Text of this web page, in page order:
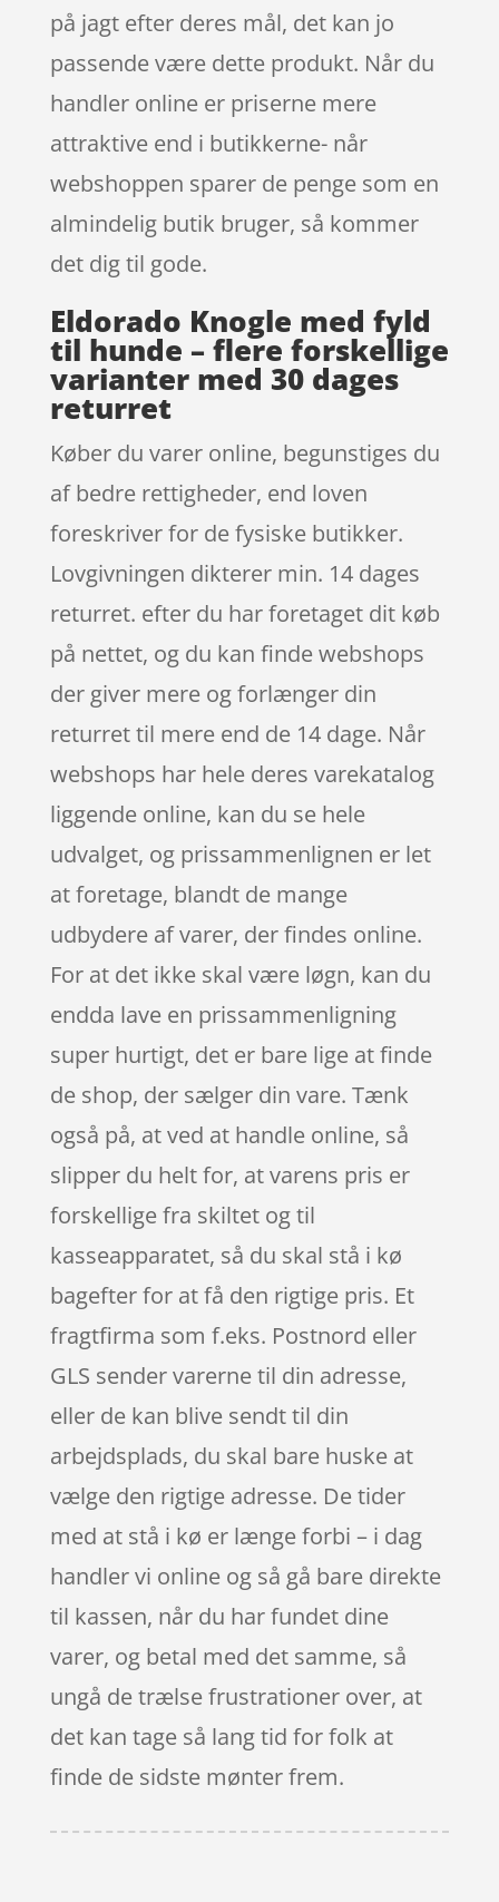
på jagt efter deres mål, det kan jo
passende være dette produkt. Når du
handler online er priserne mere
attraktive end i butikkerne- når
webshoppen sparer de penge som en
almindelig butik bruger, så kommer
det dig til gode.
Eldorado Knogle med fyld
til hunde – flere forskellige
varianter med 30 dages
returret
Køber du varer online, begunstiges du
af bedre rettigheder, end loven
foreskriver for de fysiske butikker.
Lovgivningen dikterer min. 14 dages
returret. efter du har foretaget dit køb
på nettet, og du kan finde webshops
der giver mere og forlænger din
returret til mere end de 14 dage. Når
webshops har hele deres varekatalog
liggende online, kan du se hele
udvalget, og prissammenlignen er let
at foretage, blandt de mange
udbydere af varer, der findes online.
For at det ikke skal være løgn, kan du
endda lave en prissammenligning
super hurtigt, det er bare lige at finde
de shop, der sælger din vare. Tænk
også på, at ved at handle online, så
slipper du helt for, at varens pris er
forskellige fra skiltet og til
kasseapparatet, så du skal stå i kø
bagefter for at få den rigtige pris. Et
fragtfirma som f.eks. Postnord eller
GLS sender varerne til din adresse,
eller de kan blive sendt til din
arbejdsplads, du skal bare huske at
vælge den rigtige adresse. De tider
med at stå i kø er længe forbi – i dag
handler vi online og så gå bare direkte
til kassen, når du har fundet dine
varer, og betal med det samme, så
ungå de trælse frustrationer over, at
det kan tage så lang tid for folk at
finde de sidste mønter frem.